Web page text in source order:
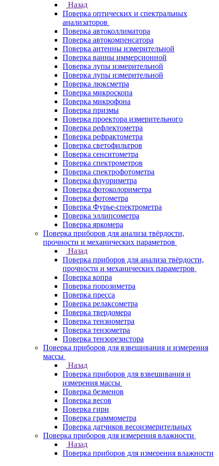
Назад
Поверка оптических и спектральных
анализаторов
Поверка автоколлиматора
Поверка автокомпенсатора
Поверка антенны измерительной
Поверка ванны иммерсионной
Поверка лупы измерительной
Поверка лупы измерительной
Поверка люксметра
Поверка микроскопа
Поверка микрофона
Поверка призмы
Поверка проектора измерительного
Поверка рефлектометра
Поверка рефрактометра
Поверка светофильтров
Поверка сенситометра
Поверка спектрометров
Поверка спектрофотометра
Поверка флуориметра
Поверка фотоколориметра
Поверка фотометра
Поверка Фурье-спектрометра
Поверка эллипсометра
Поверка яркомера
Поверка приборов для анализа твёрдости,
прочности и механических параметров
Назад
Поверка приборов для анализа твёрдости,
прочности и механических параметров
Поверка копра
Поверка порозиметра
Поверка пресса
Поверка релаксометра
Поверка твердомера
Поверка тензиометра
Поверка тензометра
Поверка тензорезистора
Поверка приборов для взвешивания и измерения
массы
Назад
Поверка приборов для взвешивания и
измерения массы
Поверка безменов
Поверка весов
Поверка гири
Поверка граммометра
Поверка датчиков весоизмерительных
Поверка приборов для измерения влажности
Назад
Поверка приборов для измерения влажности